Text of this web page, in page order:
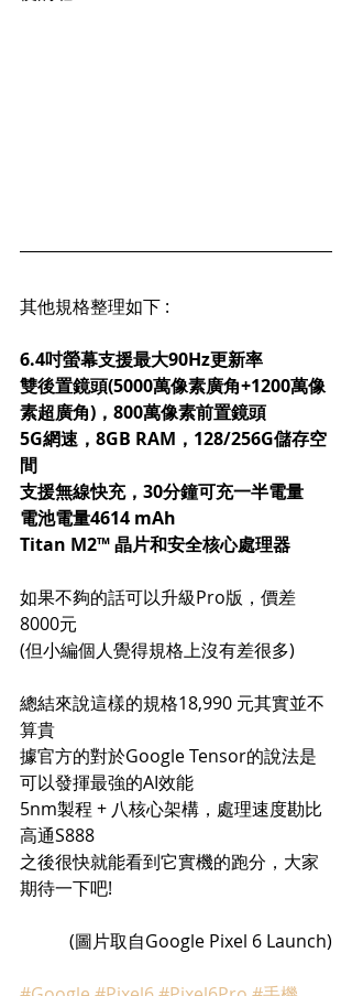
其他規格整理如下 :
6.4吋螢幕支援最大90Hz更新率
雙後置鏡頭(5000萬像素廣角+1200萬像
素超廣角)，800萬像素前置鏡頭
5G網速，8GB RAM，128/256G儲存空
間
支援無線快充，30分鐘可充一半電量
電池電量4614 mAh
Titan M2™ 晶片和安全核心處理器
如果不夠的話可以升級Pro版，價差
8000元
(但小編個人覺得規格上沒有差很多)
總結來說這樣的規格18,990 元其實並不
算貴
據官方的對於Google Tensor的說法是
可以發揮最強的AI效能
5nm製程 + 八核心架構，處理速度勘比
高通S888
之後很快就能看到它實機的跑分，大家
期待一下吧!
(圖片取自Google Pixel 6 Launch)